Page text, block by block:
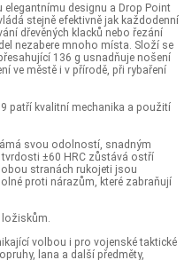
designu a Drop Point
stejně efektivně jak každodenní
dřevěných klacků nebo řezání
nezabere mnoho místa. Složí se
136 g usnadňuje nošení
ve městě i v přírodě, při rybaření
patří kvalitní mechanika a použití
svou odolností, snadným
±60 HRC zůstává ostří
stranách rukojeti jsou
proti nárazům, které zabraňují
volbou i pro vojenské taktické
lana a další předměty,